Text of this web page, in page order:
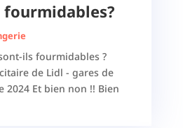
fourmidables?
ils fourmidables ?
de Lidl - gares de
2024 Et bien non !! Bien